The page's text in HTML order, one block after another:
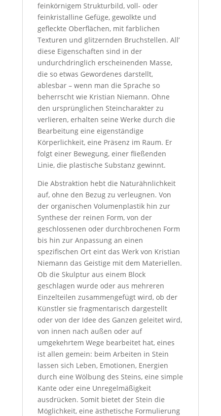
feinkörnigem Strukturbild, voll- oder
feinkristalline Gefüge, gewolkte und
gefleckte Oberflächen, mit farblichen
Texturen und glitzernden Bruchstellen. All’
diese Eigenschaften sind in der
undurchdringlich erscheinenden Masse,
die so etwas Gewordenes darstellt,
ablesbar – wenn man die Sprache so
beherrscht wie Kristian Niemann. Ohne
den ursprünglichen Steincharakter zu
verlieren, erhalten seine Werke durch die
Bearbeitung eine eigenständige
Körperlichkeit, eine Präsenz im Raum. Er
folgt einer Bewegung, einer fließenden
Linie, die plastische Substanz gewinnt.
Die Abstraktion hebt die Naturähnlichkeit
auf, ohne den Bezug zu verleugnen. Von
der organischen Volumenplastik hin zur
Synthese der reinen Form, von der
geschlossenen oder durchbrochenen Form
bis hin zur Anpassung an einen
spezifischen Ort eint das Werk von Kristian
Niemann das Geistige mit dem Materiellen.
Ob die Skulptur aus einem Block
geschlagen wurde oder aus mehreren
Einzelteilen zusammengefügt wird, ob der
Künstler sie fragmentarisch dargestellt
oder von der Idee des Ganzen geleitet wird,
von innen nach außen oder auf
umgekehrtem Wege bearbeitet hat, eines
ist allen gemein: beim Arbeiten in Stein
lassen sich Leben, Emotionen, Energien
durch eine Wölbung des Steins, eine simple
Kante oder eine Unregelmäßigkeit
ausdrücken. Somit bietet der Stein die
Möglichkeit, eine ästhetische Formulierung